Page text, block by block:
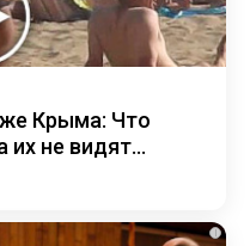
Крыма: Что
не видят...
i